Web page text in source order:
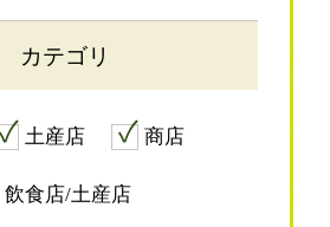
カテゴリ
土産店 商店
飲食店/土産店